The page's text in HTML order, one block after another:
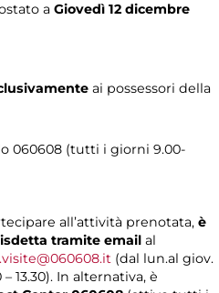
a Giovedì 12 dicembre
ai possessori della
060608 (tutti i giorni 9.00-
all’attività prenotata, è
tramite email al
(dal lun.al giov.
13.30). In alternativa, è